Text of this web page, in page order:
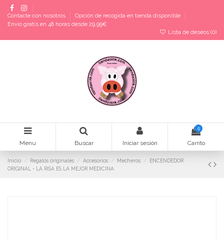
Contacte con nosotros
Opción de recogida en tienda disponible
Envío gratis en 48 horas desde 29,99€
Lista de deseos (0)
Menu Buscar Iniciar sesión
0
Carrito
Inicio Regalos originales Accesorios Mecheros
ENCENDEDOR
ORIGINAL - LA RISA ES LA MEJOR MEDICINA